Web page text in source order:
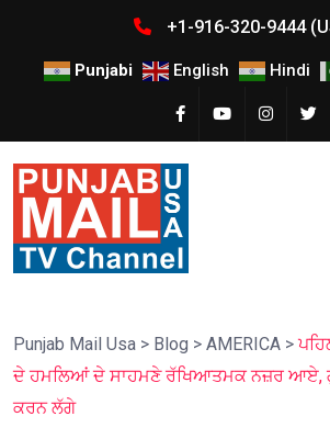
+1-916-320-9444
Punjabi English Hindi
Punjab Mail Usa > Blog > AMERICA >
ਦੇ ਹਮਲਿਆਂ ਦੇ ਸਾਹਮਣੇ ਰੱਖਿਆਤਮਕ ਨਜ਼ਰ ਆਏ,
ਕਰਨ ਲੱਗੇ